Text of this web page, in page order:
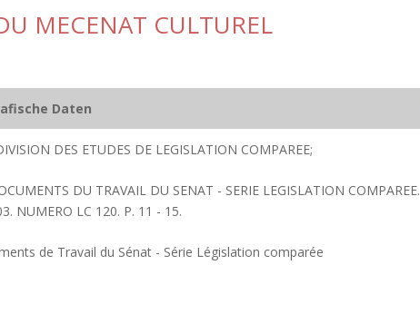
MECENAT CULTUREL
Daten
DES ETUDES DE LEGISLATION COMPAREE;
DU TRAVAIL DU SENAT - SERIE LEGISLATION COMPAREE.
NUMERO LC 120. P. 11 - 15.
de Travail du Sénat - Série Législation comparée